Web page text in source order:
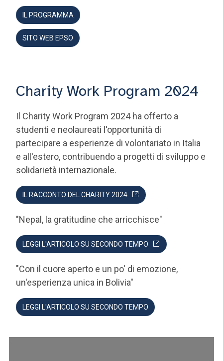
IL PROGRAMMA
SITO WEB EPSO
Charity Work Program 2024
Il Charity Work Program 2024 ha offerto a
studenti e neolaureati l'opportunità di
partecipare a esperienze di volontariato in Italia
e all'estero, contribuendo a progetti di sviluppo e
solidarietà internazionale.
IL RACCONTO DEL CHARITY 2024
"Nepal, la gratitudine che arricchisce"
LEGGI L'ARTICOLO SU SECONDO TEMPO
"Con il cuore aperto e un po' di emozione,
un'esperienza unica in Bolivia"
LEGGI L'ARTICOLO SU SECONDO TEMPO